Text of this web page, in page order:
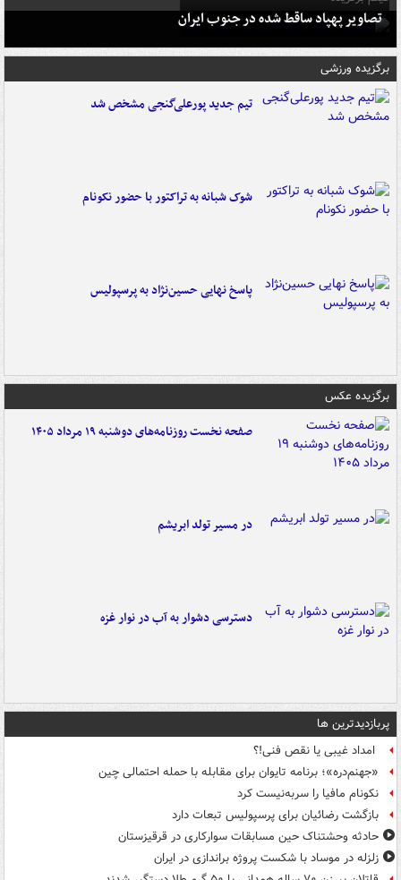
تصاویر پهپاد ساقط شده در جنوب ایران
برگزیده ورزشی
تیم جدید پورعلی‌گنجی مشخص شد
شوک شبانه به تراکتور با حضور نکونام
پاسخ نهایی حسین‌نژاد به پرسپولیس
برگزیده عکس
صفحه نخست روزنامه‌های دوشنبه ۱۹ مرداد ۱۴۰۵
در مسیر تولد ابریشم
دسترسی دشوار به آب در نوار غزه
پربازدیدترین ها
امداد غیبی یا نقص فنی!؟
«جهنم‌دره»؛ برنامه تایوان برای مقابله با حمله احتمالی چین
نکونام مافیا را سربه‌نیست کرد
بازگشت رضائیان برای پرسپولیس تبعات دارد
حادثه وحشتناک حین مسابقات سوارکاری در قرقیزستان
زلزله در موساد با شکست پروژه براندازی در ایران